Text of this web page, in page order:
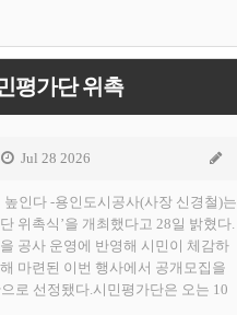
평가단 위촉
Jul 28 2026
인다 -용인도시공사(사장 신경철)는
위촉식’을 개최했다고 28일 밝혔다.
공사 운영에 반영해 시민이 체감하
마련된 이번 행사에서 공개모집을
로 선정됐다.시민평가단은 오는 10